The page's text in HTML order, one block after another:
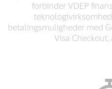
forbinder VDEP
betalingsmuligheder med
Visa Checkout,